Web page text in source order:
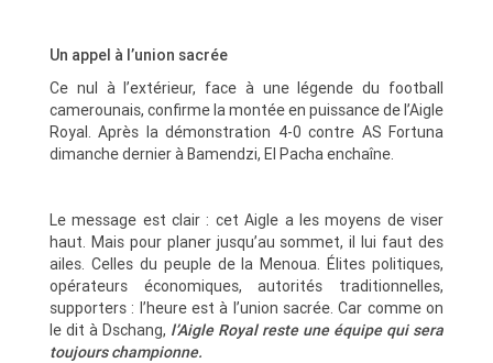
Un appel à l’union sacrée
Ce nul à l’extérieur, face à une légende du football
camerounais, confirme la montée en puissance de l’Aigle
Royal. Après la démonstration 4-0 contre AS Fortuna
dimanche dernier à Bamendzi, El Pacha enchaîne.
Le message est clair : cet Aigle a les moyens de viser
haut. Mais pour planer jusqu’au sommet, il lui faut des
ailes. Celles du peuple de la Menoua. Élites politiques,
opérateurs économiques, autorités traditionnelles,
supporters : l’heure est à l’union sacrée. Car comme on
le dit à Dschang, l’Aigle Royal reste une équipe qui sera
toujours championne.